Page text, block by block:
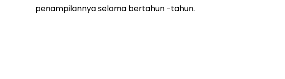
penampilannya selama bertahun -tahun.